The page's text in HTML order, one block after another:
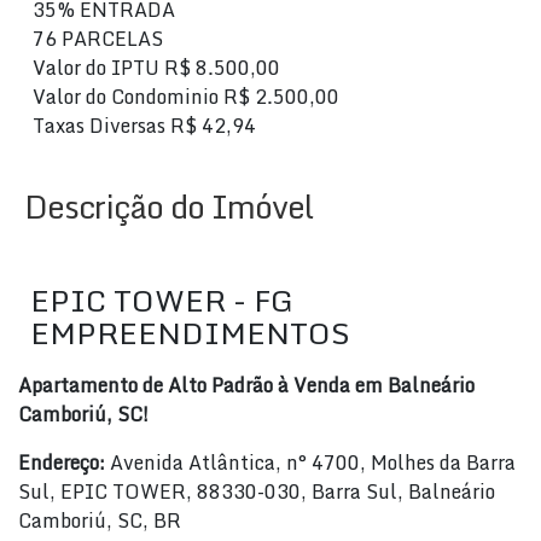
35% ENTRADA
76 PARCELAS
Valor do IPTU R$8.500,00
Valor do CondominioR$2.500,00
Taxas DiversasR$42,94
Descrição do Imóvel
EPIC TOWER - FG
EMPREENDIMENTOS
Apartamento de Alto Padrão à Venda em Balneário
Camboriú, SC!
Endereço:Avenida Atlântica, n° 4700, Molhes da Barra
Sul, EPIC TOWER, 88330-030, Barra Sul, Balneário
Camboriú, SC, BR